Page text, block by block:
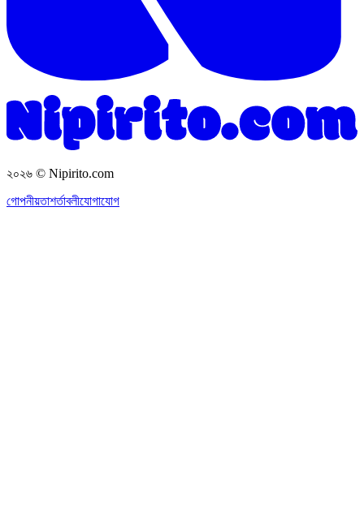
২০২৬ © Nipirito.com
গোপনীয়তাশর্তাবলীযোগাযোগ